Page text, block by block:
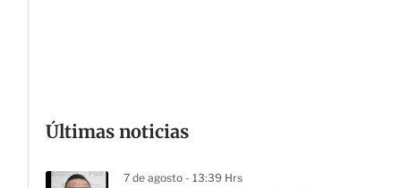
Últimas noticias
7 de agosto - 13:39 Hrs